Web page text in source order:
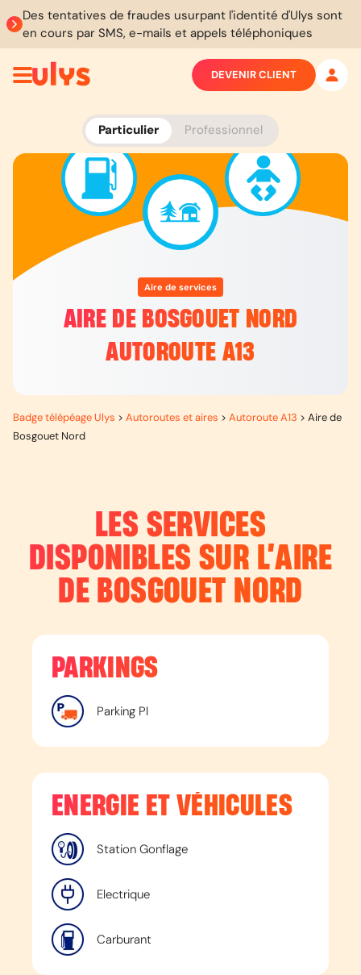
Des tentatives de fraudes usurpant l'identité d'Ulys sont
en cours par SMS, e-mails et appels téléphoniques
Particulier Professionnel
DEVENIR CLIENT
Aire de services
AIRE DE BOSGOUET NORD
AUTOROUTE A13
Badge télépéage Ulys > Autoroutes et aires > Autoroute A13 > Aire de
Bosgouet Nord
LES SERVICES
DISPONIBLES SUR L’AIRE
DE BOSGOUET NORD
PARKINGS
Parking Pl
ENERGIE ET VÉHICULES
Station Gonflage
Electrique
Carburant